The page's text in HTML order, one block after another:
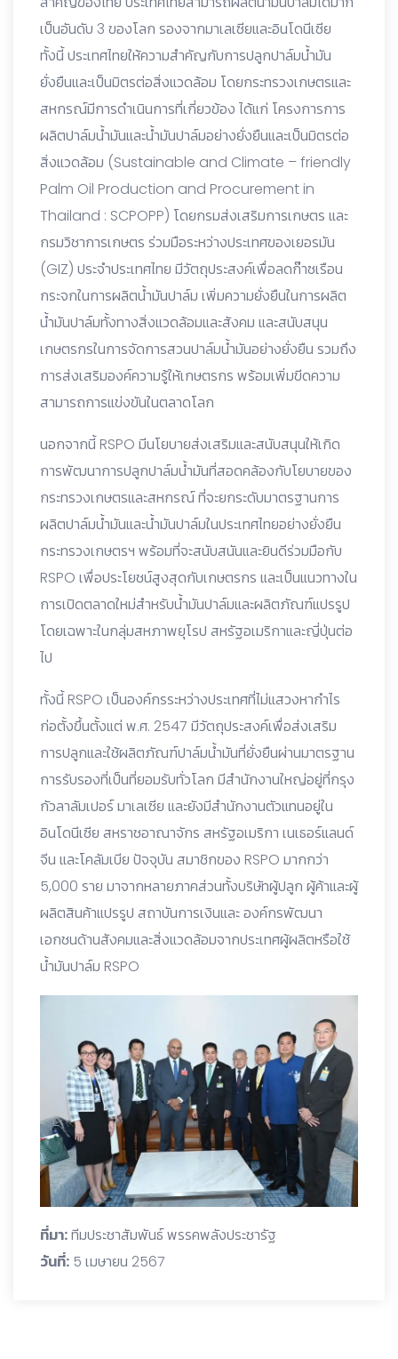
เป็นอันดับ 3 ของโลก รองจากมาเลเซียและอินโดนีเซีย
ทั้งนี้ ประเทศไทยให้ความสำคัญกับการปลูกปาล์มน้ำมัน
ยั่งยืนและเป็นมิตรต่อสิ่งแวดล้อม โดยกระทรวงเกษตรและ
สหกรณ์มีการดำเนินการที่เกี่ยวข้อง ได้แก่ โครงการการ
ผลิตปาล์มน้ำมันและน้ำมันปาล์มอย่างยั่งยืนและเป็นมิตรต่อ
สิ่งแวดล้อม (Sustainable and Climate – friendly
Palm Oil Production and Procurement in
Thailand : SCPOPP) โดยกรมส่งเสริมการเกษตร และ
กรมวิชาการเกษตร ร่วมมือระหว่างประเทศของเยอรมัน
(GIZ) ประจำประเทศไทย มีวัตถุประสงค์เพื่อลดก๊าซเรือน
กระจกในการผลิตน้ำมันปาล์ม เพิ่มความยั่งยืนในการผลิต
น้ำมันปาล์มทั้งทางสิ่งแวดล้อมและสังคม และสนับสนุน
เกษตรกรในการจัดการสวนปาล์มน้ำมันอย่างยั่งยืน รวมถึง
การส่งเสริมองค์ความรู้ให้เกษตรกร พร้อมเพิ่มขีดความ
สามารถการแข่งขันในตลาดโลก
นอกจากนี้ RSPO มีนโยบายส่งเสริมและสนับสนุนให้เกิด
การพัฒนาการปลูกปาล์มน้ำมันที่สอดคล้องกับโยบายของ
กระทรวงเกษตรและสหกรณ์ ที่จะยกระดับมาตรฐานการ
ผลิตปาล์มน้ำมันและน้ำมันปาล์มในประเทศไทยอย่างยั่งยืน
กระทรวงเกษตรฯ พร้อมที่จะสนับสนันและยินดีร่วมมือกับ
RSPO เพื่อประโยชน์สูงสุดกับเกษตรกร และเป็นแนวทางใน
การเปิดตลาดใหม่สำหรับน้ำมันปาล์มและผลิตภัณฑ์แปรรูป
โดยเฉพาะในกลุ่มสหภาพยุโรป สหรัฐอเมริกาและญี่ปุ่นต่อ
ไป
ทั้งนี้ RSPO เป็นองค์กรระหว่างประเทศที่ไม่แสวงหากำไร
ก่อตั้งขึ้นตั้งแต่ พ.ศ. 2547 มีวัตถุประสงค์เพื่อส่งเสริม
การปลูกและใช้ผลิตภัณฑ์ปาล์มน้ำมันที่ยั่งยืนผ่านมาตรฐาน
การรับรองที่เป็นที่ยอมรับทั่วโลก มีสำนักงานใหญ่อยู่ที่กรุง
กัวลาลัมเปอร์ มาเลเซีย และยังมีสำนักงานตัวแทนอยู่ใน
อินโดนีเซีย สหราชอาณาจักร สหรัฐอเมริกา เนเธอร์แลนด์
จีน และโคลัมเบีย ปัจจุบัน สมาชิกของ RSPO มากกว่า
5,000 ราย มาจากหลายภาคส่วนทั้งบริษัทผู้ปลูก ผู้ค้าและผู้
ผลิตสินค้าแปรรูป สถาบันการเงินและ องค์กรพัฒนา
เอกชนด้านสังคมและสิ่งแวดล้อมจากประเทศผู้ผลิตหรือใช้
น้ำมันปาล์ม RSPO
ที่มา:ทีมประชาสัมพันธ์ พรรคพลังประชารัฐ
วันที่: 5 เมษายน 2567